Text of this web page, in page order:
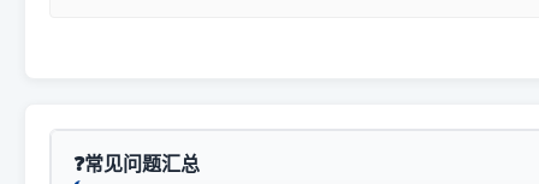
常见问题汇总